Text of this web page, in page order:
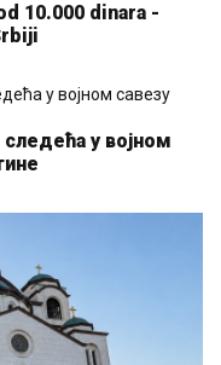
10.000 dinara -
у војном